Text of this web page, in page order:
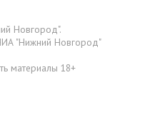
Новгород".
"Нижний Новгород"
материалы 18+